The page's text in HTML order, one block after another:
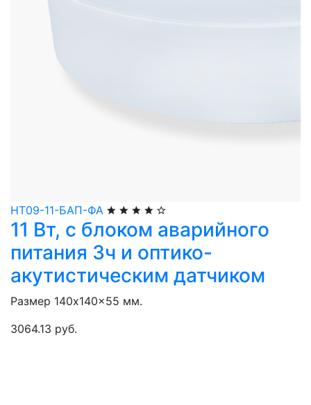
НТ09-11-БАП-ФА
11 Вт, с блоком аварийного
питания 3ч и оптико-
акутистическим датчиком
Размер 140x140x55 мм.
3064.13 руб.